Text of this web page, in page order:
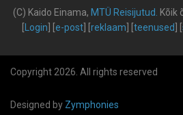
(C) Kaido Einama, MTÜ Reisijutud Kõik
Login e-post] [ reklaam teenused
Copyright 2026. All rights reserved
Designed by Zymphonies